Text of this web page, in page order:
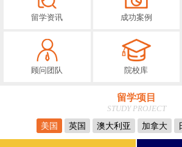
留学资讯 成功案例
顾问团队 院校库
留学项目
STUDY PROJECT
美国
英国 澳大利亚 加拿大